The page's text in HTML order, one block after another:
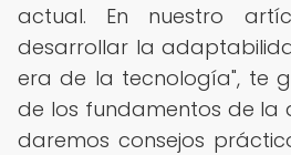
actual. En nuestro
desarrollar la
era de la tecnología", te
de los fundamentos de
daremos consejos